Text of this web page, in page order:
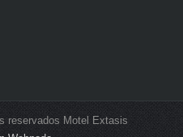
reservados Motel Extasis